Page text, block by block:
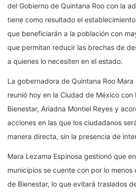
del Gobierno de Quintana Roo con la
tiene como resultado el
que beneficiarán a la población con
que permitan reducir las brechas de
a quienes lo necesiten en el estado.
La gobernadora de Quintana Roo Mara
reunió hoy en la Ciudad de México con
Bienestar, Ariadna Montiel Reyes y
acciones en las que los ciudadanos
manera directa, sin la presencia de
Mara Lezama Espinosa gestionó que
municipios se cuente con por lo menos
de Bienestar, lo que evitará traslados